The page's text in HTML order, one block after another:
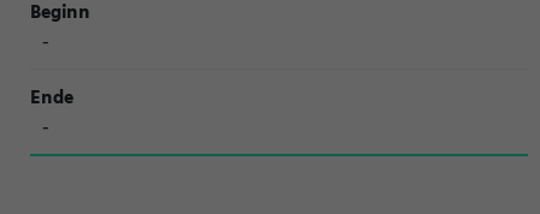
-
-